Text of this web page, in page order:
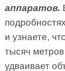
аппаратов.
и узнаете,
тысяч
удваивает